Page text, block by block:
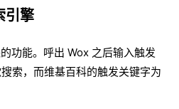
引擎
功能。呼出 Wox 之后输入触发
索，而维基百科的触发关键字为